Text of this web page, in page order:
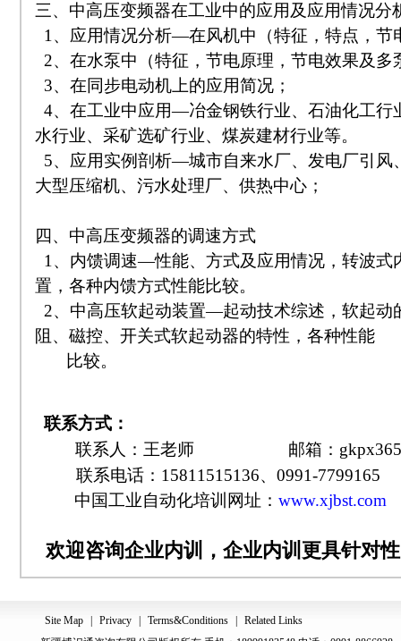
三、中高压变频器在工业中的应用及应用情况分
1、应用情况分析—在风机中（特征，特点，节
2、在水泵中（特征，节电原理，节电效果及
3、在同步电动机上的应用简况；
4、在工业中应用—冶金钢铁行业、石油化工行
水行业、采矿选矿行业、煤炭建材行业等。
5、应用实例剖析—城市自来水厂、发电厂引风
大型压缩机、污水处理厂、供热中心；
四、中高压变频器的调速方式
1、内馈调速—性能、方式及应用情况，转波式
置，各种内馈方式性能比较。
2、中高压软起动装置—起动技术综述，软起动
阻、磁控、开关式软起动器的特性，各种性能
比较。
联系方式：
联系人：王老师 邮箱：
联系电话：15811515136、0991-7799165
中国工业自动化培训网址： www.xjbst.com
欢迎咨询企业内训，企业内训更具针对
Site Map Privacy Terms&Conditions
Related Links